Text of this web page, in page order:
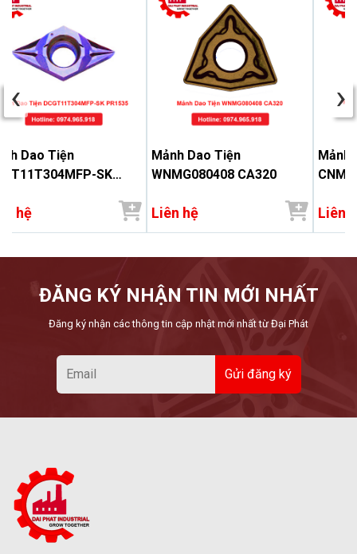
Dao Tiện
SK
hệ
Mảnh Dao Tiện
WNMG080408 CA320
Liên hệ
Mảnh
Liên
‹ ›
ĐĂNG KÝ NHẬN TIN MỚI NHẤT
Đăng ký nhận các thông tin cập nhật mới nhất từ Đại Phát